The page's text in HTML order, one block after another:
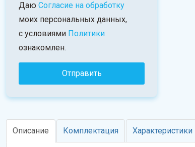
Даю Согласие на обработку
моих персональных данных,
с условиями Политики
ознакомлен.
Описание Комплектация Характеристики